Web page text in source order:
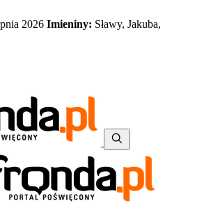
2026 Imieniny: Sławy, Jakuba,